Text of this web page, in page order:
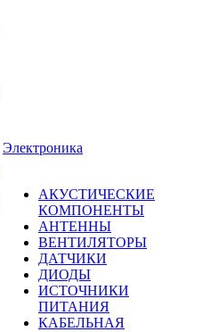
Электроника
АКУСТИЧЕСКИЕ
КОМПОНЕНТЫ
АНТЕННЫ
ВЕНТИЛЯТОРЫ
ДАТЧИКИ
ДИОДЫ
ИСТОЧНИКИ
ПИТАНИЯ
КАБЕЛЬНАЯ